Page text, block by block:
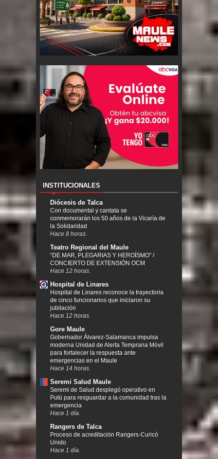
INSTITUCIONALES
Diócesis de Talca
Con documental y cantata se
conmemorarán los 50 años de la Vicaría de
la Solidaridad
Hace 8 horas.
Teatro Regional del Maule
“DE MAR, PLEGARIAS Y HEROÍSMO” /
CONCIERTO DE EXTENSIÓN OCM
Hace 12 horas.
Hospital de Linares
Hospital de Linares reconoce la trayectoria
de cinco funcionarios que iniciaron su
jubilación
Hace 12 horas.
Gore Maule
Gobernador Álvarez-Salamanca impulsa
moderna Unidad de Alerta Temprana Móvil
para fortalecer la respuesta ante
emergencias en el Maule
Hace 14 horas.
Seremi Salud Maule
Seremi de Salud desplegó operativo en
Putú para resguardar a la comunidad tras la
emergencia
Hace 1 día.
Rangers de Talca
Proceso de acreditación Rangers-Curicó
Unido
Hace 1 día.